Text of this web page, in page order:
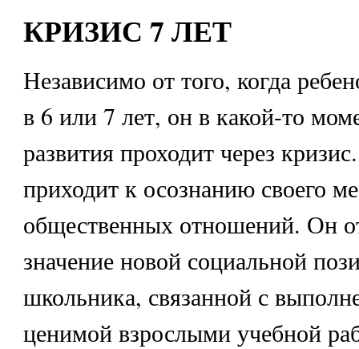
КРИЗИС 7 ЛЕТ
Независимо от того, когда
в 6 или 7 лет, он в какой-то
развития проходит через
приходит к осознанию своего
общественных отношений. Он
значение новой социальной
школьника, связанной с
ценимой взрослыми учебной